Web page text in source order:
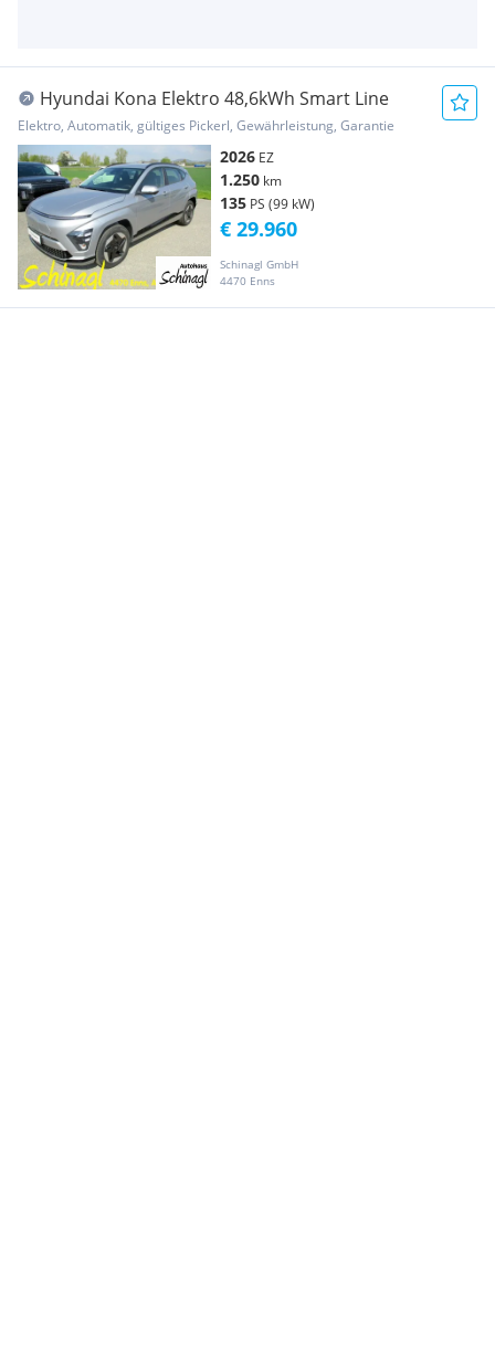
Hyundai Kona Elektro 48,6kWh Smart Line
Elektro, Automatik, gültiges Pickerl, Gewährleistung, Garantie
2026 EZ
1.250 km
135 PS (99 kW)
Schinagl GmbH
4470 Enns
€ 29.960